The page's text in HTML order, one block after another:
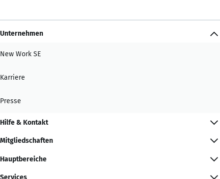
Unternehmen
New Work SE
Karriere
Presse
Hilfe & Kontakt
Mitgliedschaften
Hauptbereiche
Services